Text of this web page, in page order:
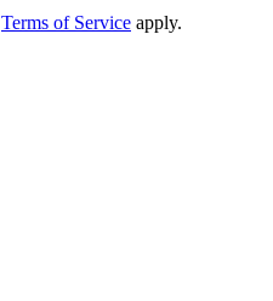
Terms of Service apply.